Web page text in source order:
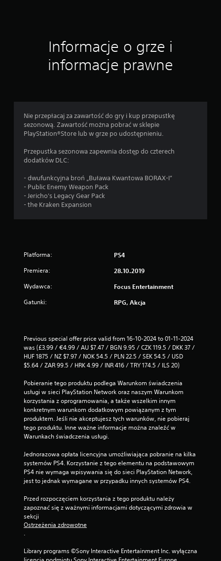
Informacje o grze i
informacje prawne
Nie przepłacaj za zawartość do gry i kup przepustkę
sezonową. Zawartość można pobrać w sklepie
PlayStation®Store lub w grze po udostępnieniu.
Przepustka sezonowa zapewnia dostęp do czterech
dodatków DLC:
- dwufunkcyjna broń „Buława Kwantowa BORAX-I”
- Public Enemy Weapon Pack
- Jericho's Legacy Gear Pack
- the Kraken Expansion
Platforma: PS4
Premiera: 28.10.2019
Wydawca: Focus Entertainment
Gatunki: RPG, Akcja
Previous special offer price valid from 16-10-2024 to 01-11-2024
was (£3.99 / €4.99 / AU $7.47 / BGN 9.95 / CZK 119.5 / DKK 37 /
HUF 1875 / NZ $7.97 / NOK 54.5 / PLN 22.5 / SEK 54.5 / USD
$5.64 / ZAR 99.5 / HRK 4.99 / INR 416 / TRY 174.5 / ILS 20)
Pobieranie tego produktu podlega Warunkom świadczenia
usługi w sieci PlayStation Network oraz naszym Warunkom
korzystania z oprogramowania, a także wszelkim innym
konkretnym warunkom dodatkowym powiązanym z tym
produktem. Jeśli nie akceptujesz tych warunków, nie pobieraj
tego produktu. Inne ważne informacje można znaleźć w
Warunkach świadczenia usługi.
Jednorazowa opłata licencyjna umożliwiająca pobranie na kilka
systemów PS4. Korzystanie z tego elementu na podstawowym
PS4 nie wymaga wpisywania się do sieci PlayStation Network,
jest to jednak wymagane w przypadku innych systemów PS4.
Przed rozpoczęciem korzystania z tego produktu należy
zapoznać się z ważnymi informacjami dotyczącymi zdrowia w
sekcji
Ostrzeżenia zdrowotne
.
Library programs ©Sony Interactive Entertainment Inc. wyłączna